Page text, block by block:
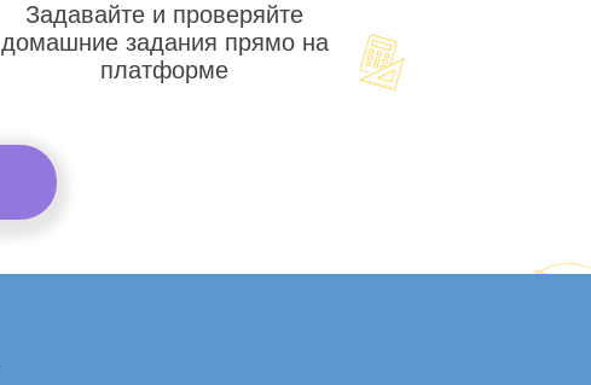
Задавайте и проверяйте
домашние задания прямо на
платформе